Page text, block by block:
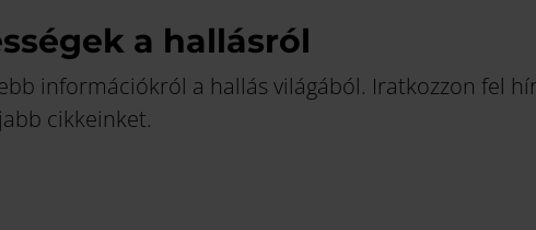
a hallásról
információkról a hallás világából. Iratkozzon fel
cikkeinket.